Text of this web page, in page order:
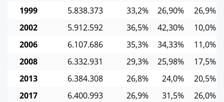
1999
5.838.373 33,2% 26,90%
26,9%
2002
5.912.592 36,5% 42,30%
10,0%
2006
6.107.686 35,3% 34,33% 11,0%
2008
6.332.931 29,3% 25,98% 17,5%
2013
6.384.308 26,8% 24,0% 20,5%
2017
6.400.993 26,9% 31,5%
26,0%